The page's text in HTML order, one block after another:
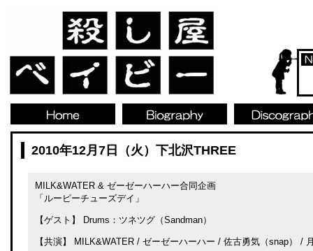
2010年12月7日（火）下北沢THREE
MILK&WATER & ゼーゼーハーハー合同企画
「ルーピーチューズデイ」
【ゲスト】 Drums：ツネツグ（Sandman）
【共演】 MILK&WATER / ゼーゼーハーハー / 佐古勇気（snap） /